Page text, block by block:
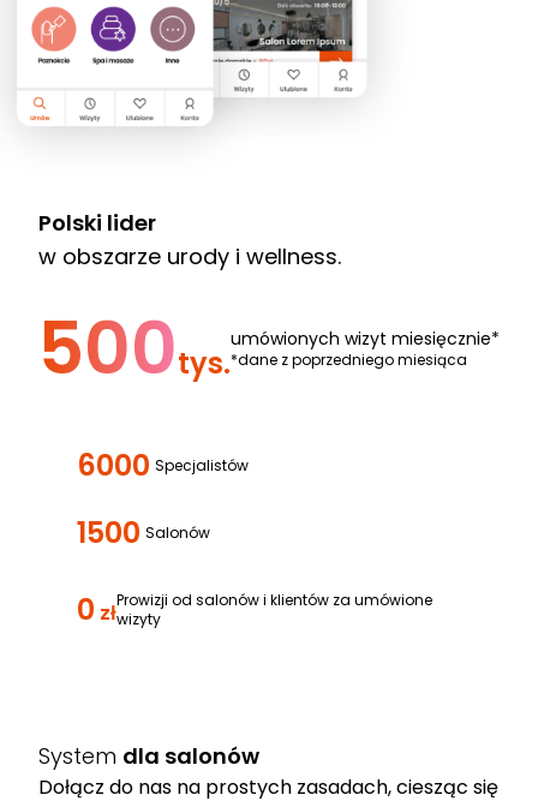
Polski lider
w obszarze urody i wellness.
500tys.
umówionych wizyt miesięcznie*
*dane z poprzedniego miesiąca
6000 Specjalistów
1500 Salonów
0 złProwizji od salonów i klientów za umówione
wizyty
System dla salonów
Dołącz do nas na prostych zasadach, ciesząc się